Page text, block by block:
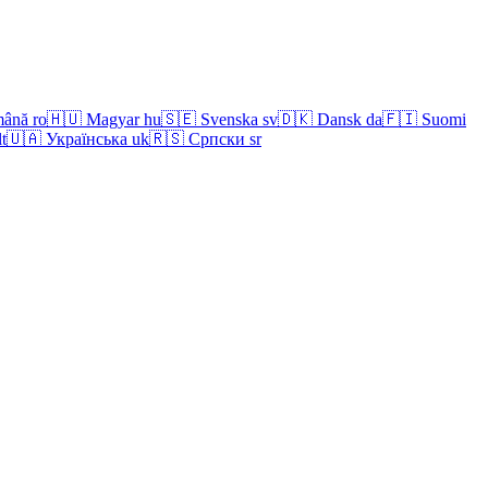
ro🇭🇺 Magyar hu🇸🇪 Svenska sv🇩🇰 Dansk da🇫🇮 Suomi
🇺🇦 Українська uk🇷🇸 Српски sr